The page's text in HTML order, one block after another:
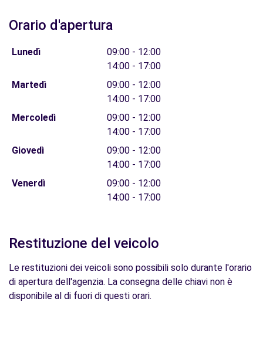
Orario d'apertura
Lunedì
09:00 - 12:00
14:00 - 17:00
Martedì
09:00 - 12:00
14:00 - 17:00
Mercoledì
09:00 - 12:00
14:00 - 17:00
Giovedì
09:00 - 12:00
14:00 - 17:00
Venerdì
09:00 - 12:00
14:00 - 17:00
Restituzione del veicolo
Le restituzioni dei veicoli sono possibili solo durante l'orario
di apertura dell'agenzia. La consegna delle chiavi non è
disponibile al di fuori di questi orari.